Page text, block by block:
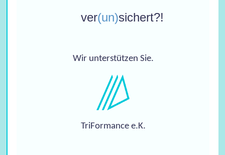
ver(un)sichert?!
Wir unterstützen Sie.
TriFormance e.K.